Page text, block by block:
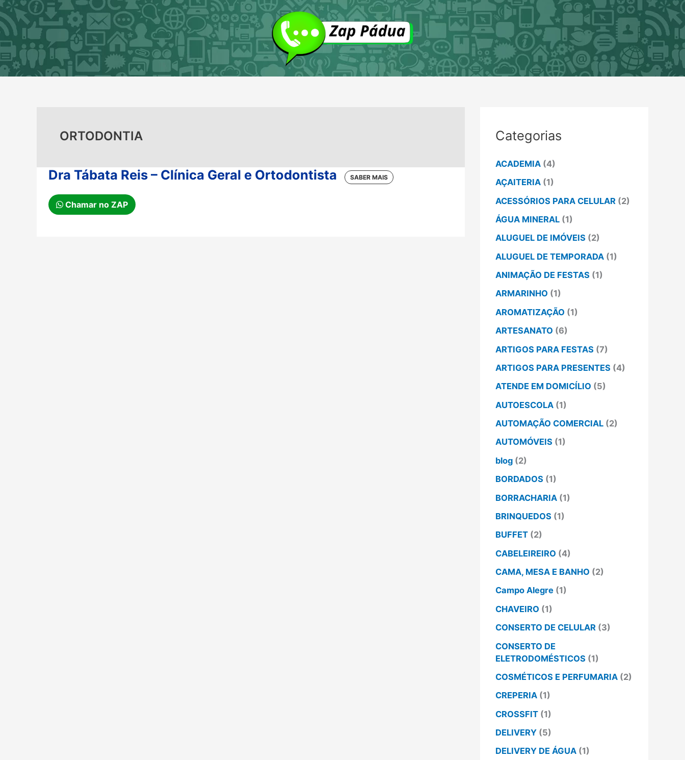
Ir
para
o
conteúdo
ORTODONTIA
Dra Tábata Reis – Clínica Geral e Ortodontista
Chamar no ZAP
Categorias
ACADEMIA (4)
AÇAITERIA (1)
ACESSÓRIOS PARA CELULAR (2)
ÁGUA MINERAL (1)
ALUGUEL DE IMÓVEIS (2)
ALUGUEL DE TEMPORADA (1)
ANIMAÇÃO DE FESTAS (1)
ARMARINHO (1)
AROMATIZAÇÃO (1)
ARTESANATO (6)
ARTIGOS PARA FESTAS (7)
ARTIGOS PARA PRESENTES (4)
ATENDE EM DOMICÍLIO (5)
AUTOESCOLA (1)
AUTOMAÇÃO COMERCIAL (2)
AUTOMÓVEIS (1)
blog (2)
BORDADOS (1)
BORRACHARIA (1)
BRINQUEDOS (1)
BUFFET (2)
CABELEIREIRO (4)
CAMA, MESA E BANHO (2)
Campo Alegre (1)
CHAVEIRO (1)
CONSERTO DE CELULAR (3)
CONSERTO DE
ELETRODOMÉSTICOS (1)
COSMÉTICOS E PERFUMARIA (2)
CREPERIA (1)
CROSSFIT (1)
DELIVERY (5)
DELIVERY DE ÁGUA (1)